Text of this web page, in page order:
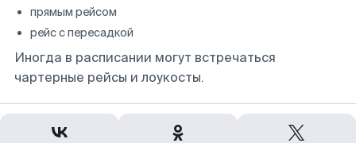
прямым рейсом
рейс с пересадкой
Иногда в расписании могут встречаться
чартерные рейсы и лоукосты.